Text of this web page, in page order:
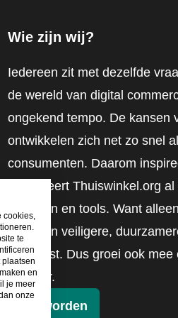
Wie zijn wij?
Iedereen zit met dezelfde
de wereld van digital
ongekend tempo. De kansen
ontwikkelen zich net zo snel
consumenten. Daarom
mobiliseert Thuiswinkel.org
inzichten en tools. Want
naar een veiligere,
toekomst. Dus groei ook mee
slimmer.
Lid worden
cookies,
te
plaatsen
en
je meer
onze